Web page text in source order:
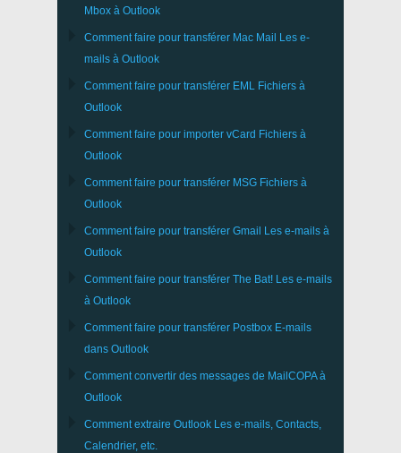
Mbox à Outlook
Comment faire pour transférer Mac Mail Les e-
mails à Outlook
Comment faire pour transférer EML
Fichiers à
Outlook
Comment faire pour importer vCard Fichiers à
Outlook
Comment faire pour transférer MSG Fichiers à
Outlook
Comment faire pour transférer Gmail Les e-mails à
Outlook
Comment faire pour transférer The Bat! Les e-mails
à Outlook
Comment faire pour transférer Postbox E-mails
dans Outlook
Comment convertir des messages de MailCOPAà
Outlook
Comment extraire Outlook Les e-mails, Contacts,
Calendrier, etc.